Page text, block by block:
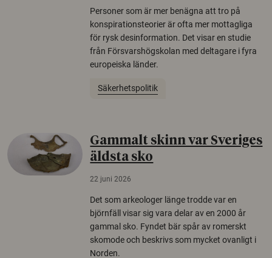
Personer som är mer benägna att tro på
konspirationsteorier är ofta mer mottagliga
för rysk desinformation. Det visar en studie
från Försvarshögskolan med deltagare i fyra
europeiska länder.
Säkerhetspolitik
Gammalt skinn var Sveriges
äldsta sko
22 juni 2026
Det som arkeologer länge trodde var en
björnfäll visar sig vara delar av en 2000 år
gammal sko. Fyndet bär spår av romerskt
skomode och beskrivs som mycket ovanligt i
Norden.